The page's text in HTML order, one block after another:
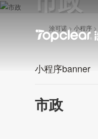
涂可诺> 小程序>
小程序banner
市政